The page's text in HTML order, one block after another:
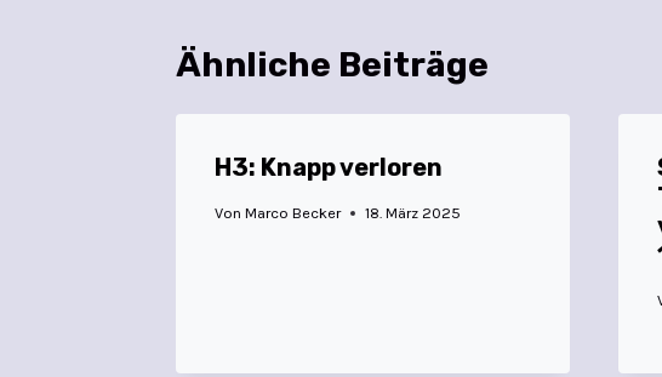
Ähnliche Beiträge
H3: Knapp verloren
Von Marco Becker 18. März 2025